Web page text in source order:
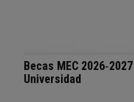
Becas MEC
Universidad